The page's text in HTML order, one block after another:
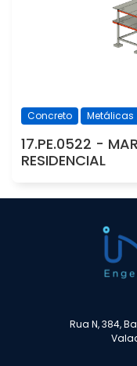
Concreto Metálicas
17.PE.0522 -
RESIDENCIAL
Rua N, 384,